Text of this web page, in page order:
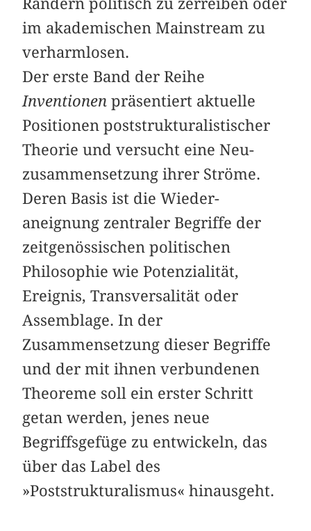
im akademischen Mainstream zu
verharmlosen.
Der erste Band der Reihe
Inventionen präsentiert aktuelle
Positionen poststrukturalistischer
Theorie und versucht eine Neu­
zusammensetzung ihrer Ströme.
Deren Basis ist die Wieder­
aneignung zentraler Begriffe der
zeitgenössischen politischen
Philosophie wie Potenzialität,
Ereignis, Transversalität oder
Assemblage. In der
Zusammensetzung dieser Begriffe
und der mit ihnen verbundenen
Theoreme soll ein erster Schritt
getan werden, jenes neue
Begriffsgefüge zu entwickeln, das
über das Label des
»Poststrukturalismus« hinausgeht.